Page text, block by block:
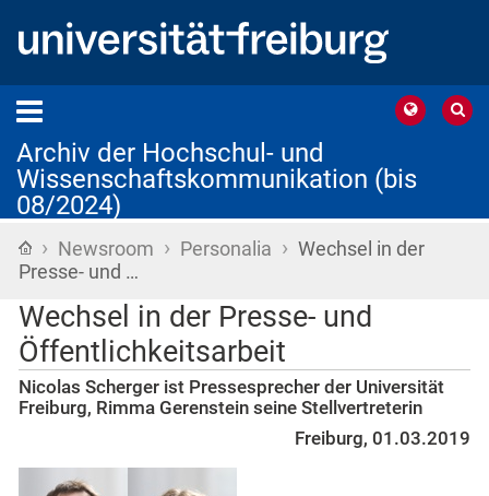
Archiv der Hochschul- und
Wissenschaftskommunikation (bis
08/2024)
Startseite
› Newsroom › Personalia › Wechsel in der
Presse- und …
Wechsel in der Presse- und
Öffentlichkeitsarbeit
Nicolas Scherger ist Pressesprecher der Universität
Freiburg, Rimma Gerenstein seine Stellvertreterin
Freiburg, 01.03.2019